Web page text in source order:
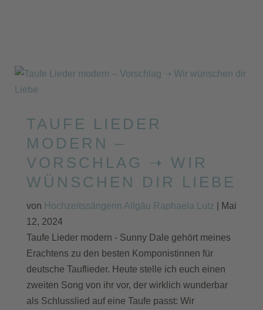
TAUFE LIEDER
MODERN –
VORSCHLAG ➝ WIR
WÜNSCHEN DIR LIEBE
von Hochzeitssängerin Allgäu Raphaela Lutz
Mai
12, 2024
Taufe Lieder modern - Sunny Dale gehört meines
Erachtens zu den besten Komponistinnen für
deutsche Tauflieder. Heute stelle ich euch einen
zweiten Song von ihr vor, der wirklich wunderbar
als Schlusslied auf eine Taufe passt: Wir